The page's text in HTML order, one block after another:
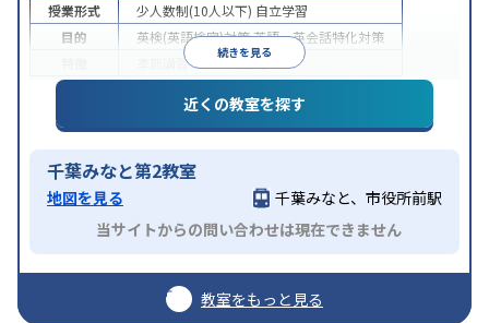
続きを見る
授業形式
少人数制(10人以下) 自立学習
目的
英検(英語検定)対策英語・英会話特化対策
季節講習のみの受講可
近くの教室を探す
千葉みなと第2教室
地図を見る
千葉みなと、市役所前駅
当サイトからの問い合わせは現在できません
教室をもっと見る